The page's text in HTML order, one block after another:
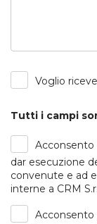
Voglio
Tutti i campi
Acconsento
dar esecuzione
convenute e ad
interne a CRM
Acconsento